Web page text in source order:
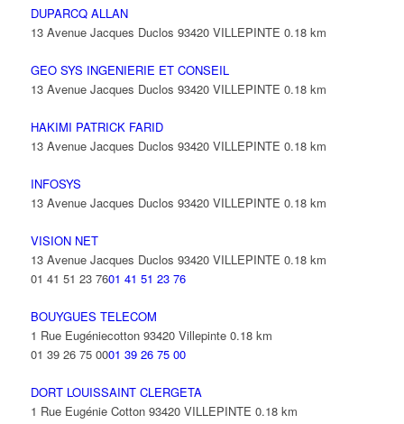
DUPARCQ ALLAN
13 Avenue Jacques Duclos 93420 VILLEPINTE 0.18 km
GEO SYS INGENIERIE ET CONSEIL
13 Avenue Jacques Duclos 93420 VILLEPINTE 0.18 km
HAKIMI PATRICK FARID
13 Avenue Jacques Duclos 93420 VILLEPINTE 0.18 km
INFOSYS
13 Avenue Jacques Duclos 93420 VILLEPINTE 0.18 km
VISION NET
13 Avenue Jacques Duclos 93420 VILLEPINTE 0.18 km
01 41 51 23 7601 41 51 23 76
BOUYGUES TELECOM
1 Rue Eugéniecotton 93420 Villepinte 0.18 km
01 39 26 75 0001 39 26 75 00
DORT LOUISSAINT CLERGETA
1 Rue Eugénie Cotton 93420 VILLEPINTE 0.18 km